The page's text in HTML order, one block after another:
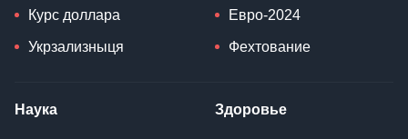
Курс доллара
Укрзализныця
Евро-2024
Фехтование
Наука Здоровье